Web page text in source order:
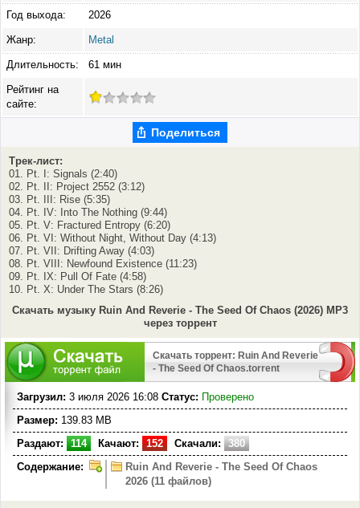
Год выхода: 2026
Жанр: Metal
Длительность: 61 мин
Рейтинг на
сайте:
Поделиться
Трек-лист:
01. Pt. I: Signals (2:40)
02. Pt. II: Project 2552 (3:12)
03. Pt. III: Rise (5:35)
04. Pt. IV: Into The Nothing (9:44)
05. Pt. V: Fractured Entropy (6:20)
06. Pt. VI: Without Night, Without Day (4:13)
07. Pt. VII: Drifting Away (4:03)
08. Pt. VIII: Newfound Existence (11:23)
09. Pt. IX: Pull Of Fate (4:58)
10. Pt. X: Under The Stars (8:26)
Скачать музыку Ruin And Reverie - The Seed Of Chaos (2026) MP3
через торрент
Скачать торрент: Ruin And Reverie
- The Seed Of Chaos.torrent
Загрузил: 3 июля 2026 16:08 Статус: Проверено
Размер: 139.83 MB
Раздают:
114 Качают: 152 Скачали:
380
Содержание:
Ruin And Reverie - The Seed Of Chaos
2026 (11 файлов)